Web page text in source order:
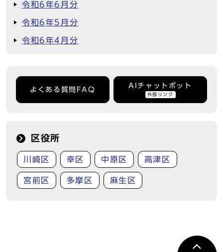
令和6年6月分
令和6年5月分
令和6年4月分
よくある質問FAQ
AIチャットボット
外部リンク
区役所
川崎区 幸区 中原区 高津区
宮前区 多摩区 麻生区